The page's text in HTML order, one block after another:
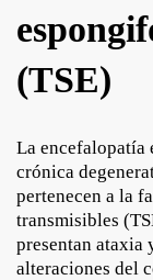
(TSE)
La encefalopatía
crónica
pertenecen a la
transmisibles
presentan ataxia
alteraciones del